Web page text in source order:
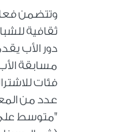
ثقافية
دور الأب
فئات
"متوسط على